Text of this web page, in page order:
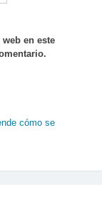
en este
cómo se